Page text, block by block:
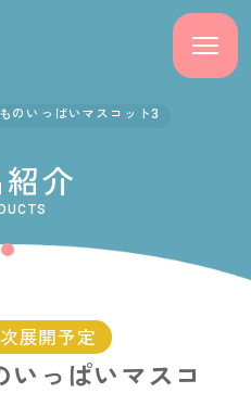
のいっぱいマスコット3
介
展開予定
いっぱいマスコ